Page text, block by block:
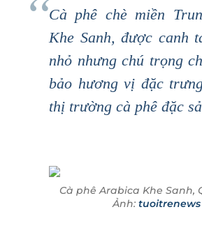
Cà phê chè miền
Khe Sanh, được canh
nhỏ nhưng chú trọng
bảo hương vị đặc
thị trường cà phê đặc
Cà phê Arabica Khe Sanh,
Ảnh: tuoitrenews